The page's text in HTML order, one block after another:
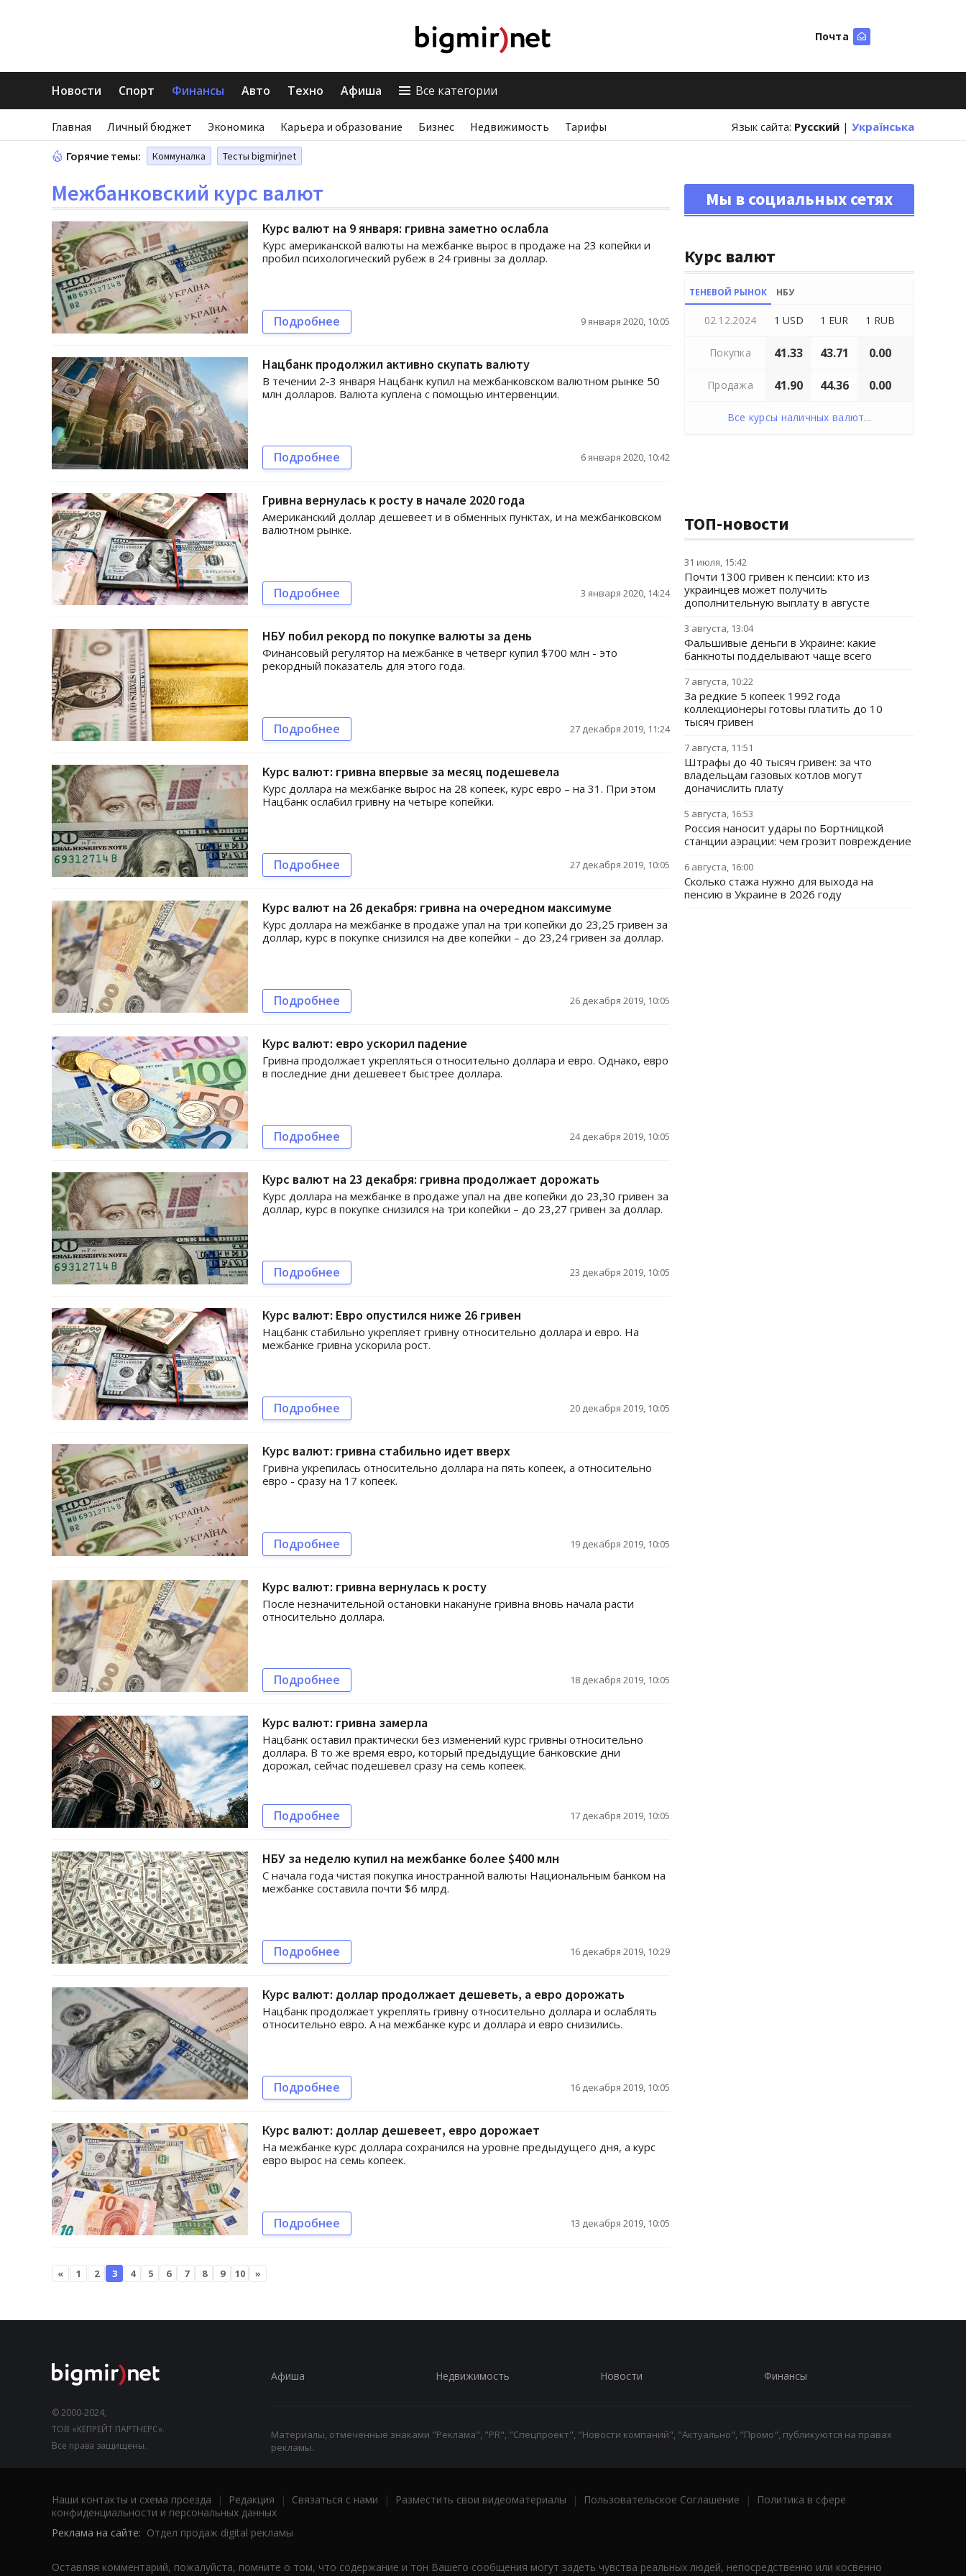
Почта
Новости Спорт Финансы Авто Техно Афиша Все категории
Главная Личный бюджет Экономика Карьера и образование Бизнес Недвижимость Тарифы Язык сайта: Русский | Українська
Горячие темы: Коммуналка Тесты bigmir)net
Межбанковский курс валют
Курс валют на 9 января: гривна заметно ослабла
Курс американской валюты на межбанке вырос в продаже на 23 копейки и
пробил психологический рубеж в 24 гривны за доллар.
Подробнее 9 января 2020, 10:05
Нацбанк продолжил активно скупать валюту
В течении 2-3 января Нацбанк купил на межбанковском валютном рынке 50
млн долларов. Валюта куплена с помощью интервенции.
Подробнее 6 января 2020, 10:42
Гривна вернулась к росту в начале 2020 года
Американский доллар дешевеет и в обменных пунктах, и на межбанковском
валютном рынке.
Подробнее 3 января 2020, 14:24
НБУ побил рекорд по покупке валюты за день
Финансовый регулятор на межбанке в четверг купил $700 млн - это
рекордный показатель для этого года.
Подробнее 27 декабря 2019, 11:24
Курс валют: гривна впервые за месяц подешевела
Курс доллара на межбанке вырос на 28 копеек, курс евро – на 31. При этом
Нацбанк ослабил гривну на четыре копейки.
Подробнее 27 декабря 2019, 10:05
Курс валют на 26 декабря: гривна на очередном максимуме
Курс доллара на межбанке в продаже упал на три копейки до 23,25 гривен за
доллар, курс в покупке снизился на две копейки – до 23,24 гривен за доллар.
Подробнее 26 декабря 2019, 10:05
Курс валют: евро ускорил падение
Гривна продолжает укрепляться относительно доллара и евро. Однако, евро
в последние дни дешевеет быстрее доллара.
Подробнее 24 декабря 2019, 10:05
Курс валют на 23 декабря: гривна продолжает дорожать
Курс доллара на межбанке в продаже упал на две копейки до 23,30 гривен за
доллар, курс в покупке снизился на три копейки – до 23,27 гривен за доллар.
Подробнее 23 декабря 2019, 10:05
Курс валют: Евро опустился ниже 26 гривен
Нацбанк стабильно укрепляет гривну относительно доллара и евро. На
межбанке гривна ускорила рост.
Подробнее 20 декабря 2019, 10:05
Курс валют: гривна стабильно идет вверх
Гривна укрепилась относительно доллара на пять копеек, а относительно
евро - сразу на 17 копеек.
Подробнее 19 декабря 2019, 10:05
Курс валют: гривна вернулась к росту
После незначительной остановки накануне гривна вновь начала расти
относительно доллара.
Подробнее 18 декабря 2019, 10:05
Курс валют: гривна замерла
Нацбанк оставил практически без изменений курс гривны относительно
доллара. В то же время евро, который предыдущие банковские дни
дорожал, сейчас подешевел сразу на семь копеек.
Подробнее 17 декабря 2019, 10:05
НБУ за неделю купил на межбанке более $400 млн
С начала года чистая покупка иностранной валюты Национальным банком на
межбанке составила почти $6 млрд.
Подробнее 16 декабря 2019, 10:29
Курс валют: доллар продолжает дешеветь, а евро дорожать
Нацбанк продолжает укреплять гривну относительно доллара и ослаблять
относительно евро. А на межбанке курс и доллара и евро снизились.
Подробнее 16 декабря 2019, 10:05
Курс валют: доллар дешевеет, евро дорожает
На межбанке курс доллара сохранился на уровне предыдущего дня, а курс
евро вырос на семь копеек.
Подробнее 13 декабря 2019, 10:05
« 1 2 3 4 5 6 7 8 9 10 »
Мы в социальных сетях
Курс валют
ТЕНЕВОЙ РЫНОК НБУ
02.12.2024 1 USD 1 EUR 1 RUB
Покупка 41.33 43.71 0.00
Продажа 41.90 44.36 0.00
Все курсы наличных валют...
ТОП-новости
31 июля, 15:42
Почти 1300 гривен к пенсии: кто из
украинцев может получить
дополнительную выплату в августе
3 августа, 13:04
Фальшивые деньги в Украине: какие
банкноты подделывают чаще всего
7 августа, 10:22
За редкие 5 копеек 1992 года
коллекционеры готовы платить до 10
тысяч гривен
7 августа, 11:51
Штрафы до 40 тысяч гривен: за что
владельцам газовых котлов могут
доначислить плату
5 августа, 16:53
Россия наносит удары по Бортницкой
станции аэрации: чем грозит повреждение
6 августа, 16:00
Сколько стажа нужно для выхода на
пенсию в Украине в 2026 году
© 2000-2024,
ТОВ «КЕПРЕЙТ ПАРТНЕРС».
Все права защищены.
Афиша Недвижимость Новости Финансы
Материалы, отмеченные знаками "Реклама", "PR", "Спецпроект", "Новости компаний", "Актуально", "Промо", публикуются на правах
рекламы.
Наши контакты и схема проезда | Редакция | Связаться с нами | Разместить свои видеоматериалы | Пользовательское Соглашение |
Политика в сфере
конфиденциальности и персональных данных
Реклама на сайте: Отдел продаж digital рекламы
Оставляя комментарий, пожалуйста, помните о том, что содержание и тон Вашего сообщения могут задеть чувства реальных людей, непосредственно или косвенно